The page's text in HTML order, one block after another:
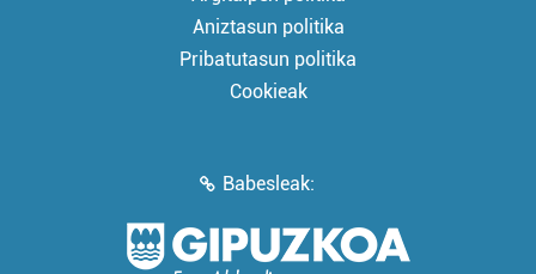
Aniztasun politika
Pribatutasun politika
Cookieak
Babesleak: